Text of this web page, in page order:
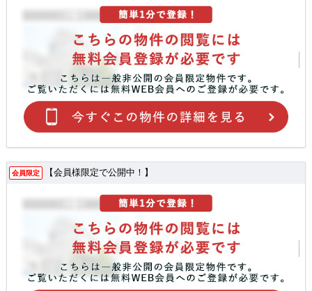
会員限定 【会員様限定で公開中！】